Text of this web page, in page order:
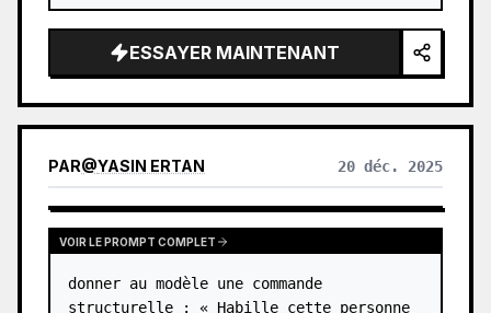
ESSAYER MAINTENANT
PAR@YASIN ERTAN 20 déc. 2025
VOIR LE PROMPT COMPLET
donner au modèle une commande
structurelle : « Habille cette personne